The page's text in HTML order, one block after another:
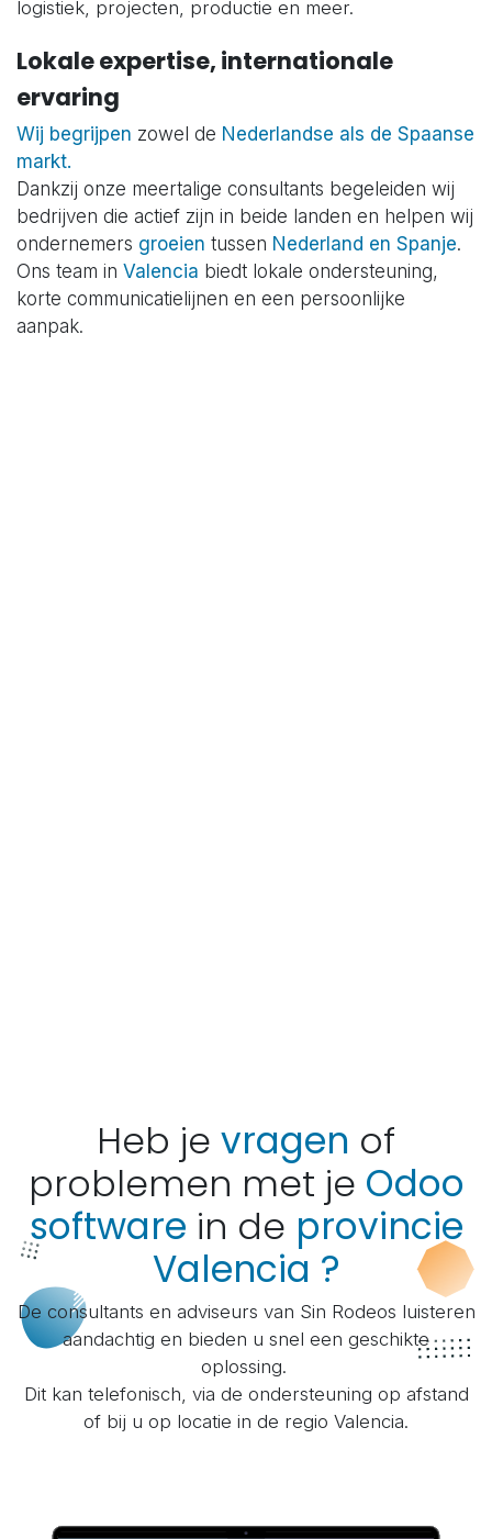
logistiek, projecten, productie en meer.
Lokale expertise, internationale
ervaring
Wij begrijpen zowel de Nederlandse als de Spaanse
markt.
Dankzij onze meertalige consultants begeleiden wij
bedrijven die actief zijn in beide landen en helpen wij
ondernemers groeien tussen Nederland en Spanje.
Ons team in Valencia biedt lokale ondersteuning,
korte communicatielijnen en een persoonlijke
aanpak.
Heb je vragen of
problemen met je Odoo
software in de provincie
Valencia ?
De consultants en adviseurs van Sin Rodeos luisteren
aandachtig en bieden u snel een geschikte
oplossing.
Dit kan telefonisch, via de ondersteuning op afstand
of bij u op locatie in de regio Valencia.